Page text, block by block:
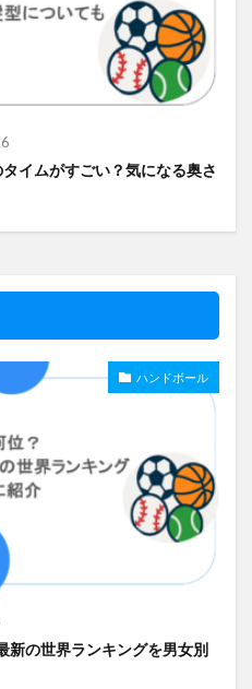
イムがすごい？気になる奥さ
ハンドボール
新の世界ランキングを男女別